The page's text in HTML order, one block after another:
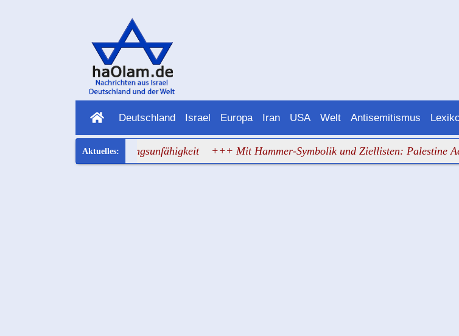
Deutschland Israel Europa Iran USA Welt Antisemitismus
den Rand der Zahlungsunfähigkeit +++ Mit Hammer-Symbolik und Ziellisten: Palestine Action